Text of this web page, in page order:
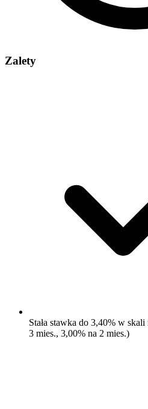
Zalety
Stała stawka do 3,40% w
3 mies., 3,00% na 2 mies.)